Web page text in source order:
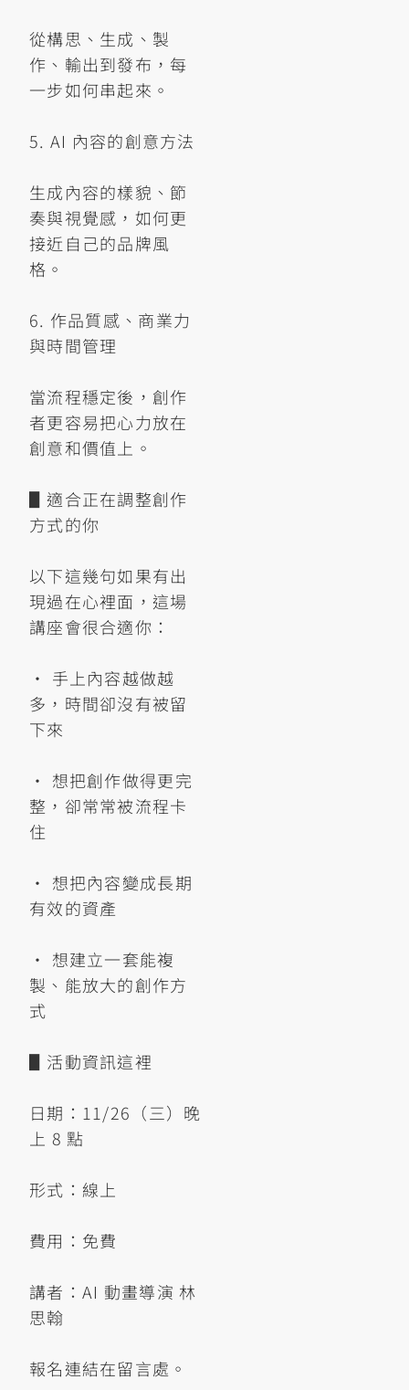
從構思、生成、製
作、輸出到發布，每
一步如何串起來。
5. AI 內容的創意方法
生成內容的樣貌、節
奏與視覺感，如何更
接近自己的品牌風
格。
6. 作品質感、商業力
與時間管理
當流程穩定後，創作
者更容易把心力放在
創意和價值上。
▋適合正在調整創作
方式的你
以下這幾句如果有出
現過在心裡面，這場
講座會很合適你：
• 手上內容越做越
多，時間卻沒有被留
下來
• 想把創作做得更完
整，卻常常被流程卡
住
• 想把內容變成長期
有效的資產
• 想建立一套能複
製、能放大的創作方
式
▋活動資訊這裡
日期：11/26（三）晚
上 8 點
形式：線上
費用：免費
講者：AI 動畫導演 林
思翰
報名連結在留言處。